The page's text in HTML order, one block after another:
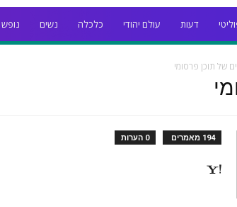
דעות עולם יהודי כלכלה נשים נופש
של תוכן פרסומי
194 מאמרים 0 הערות